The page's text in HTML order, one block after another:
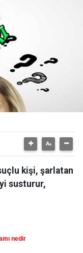
kişi, şarlatan
susturur,
nedir